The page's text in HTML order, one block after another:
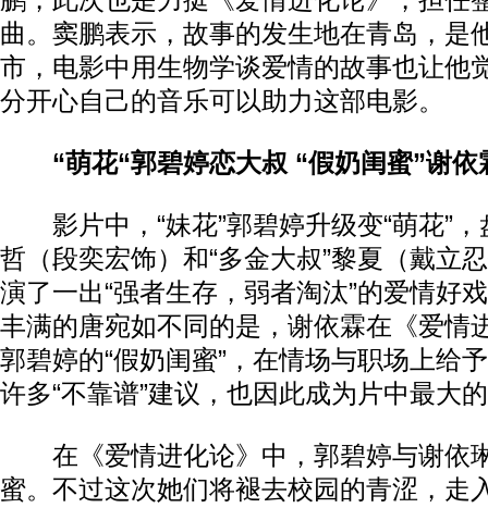
曲。窦鹏表示，故事的发生地在青岛，是
市，电影中用生物学谈爱情的故事也让他
分开心自己的音乐可以助力这部电影。
“萌花“郭碧婷恋大叔 “假奶闺蜜”谢
影片中，“妹花”郭碧婷升级变“萌花”，
哲（段奕宏饰）和“多金大叔”黎夏（戴立
演了一出“强者生存，弱者淘汰”的爱情好
丰满的唐宛如不同的是，谢依霖在《爱情
郭碧婷的“假奶闺蜜”，在情场与职场上给
许多“不靠谱”建议，也因此成为片中最大
在《爱情进化论》中，郭碧婷与谢依
蜜。不过这次她们将褪去校园的青涩，走